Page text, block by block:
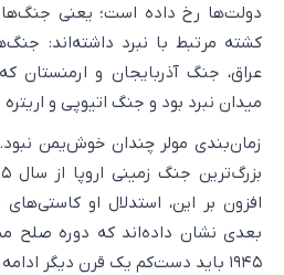
دولت‌ها رخ داده است؛ یعنی
کشته مرتبط با نبرد داشته‌اند:
عراق، جنگ آذربایجان و
میدان نبرد بود و جنگ اتیوپی و اریتره در
زمان‌بندی مولر چندان خوش‌یمن نبود.
افزون بر این، استدلال او
بعدی نشان داده‌اند که دوره صلح
۱۹۴۵ باید دست‌کم یک قرن دیگر